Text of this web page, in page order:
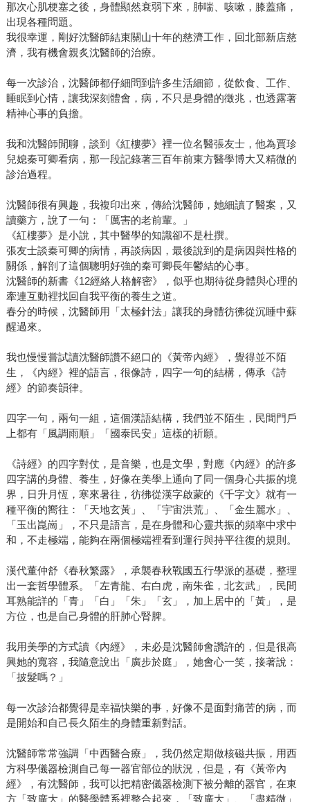
那次心肌梗塞之後，身體顯然衰弱下來，肺喘、咳嗽，膝蓋痛，
出現各種問題。
我很幸運，剛好沈醫師結束關山十年的慈濟工作，回北部新店慈
濟，我有機會親炙沈醫師的治療。
每一次診治，沈醫師都仔細問到許多生活細節，從飲食、工作、
睡眠到心情，讓我深刻體會，病，不只是身體的徵兆，也透露著
精神心事的負擔。
我和沈醫師閒聊，談到《紅樓夢》裡一位名醫張友士，他為賈珍
兒媳秦可卿看病，那一段記錄著三百年前東方醫學博大又精微的
診治過程。
沈醫師很有興趣，我複印出來，傳給沈醫師，她細讀了醫案，又
讀藥方，說了一句：「厲害的老前輩。」
《紅樓夢》是小說，其中醫學的知識卻不是杜撰。
張友士談秦可卿的病情，再談病因，最後說到的是病因與性格的
關係，解剖了這個聰明好強的秦可卿長年鬱結的心事。
沈醫師的新書《12經絡人格解密》，似乎也期待從身體與心理的
牽連互動裡找回自我平衡的養生之道。
春分的時候，沈醫師用「太極針法」讓我的身體彷彿從沉睡中蘇
醒過來。
我也慢慢嘗試讀沈醫師讚不絕口的《黃帝內經》，覺得並不陌
生，《內經》裡的語言，很像詩，四字一句的結構，傳承《詩
經》的節奏韻律。
四字一句，兩句一組，這個漢語結構，我們並不陌生，民間門戶
上都有「風調雨順」「國泰民安」這樣的祈願。
《詩經》的四字對仗，是音樂，也是文學，對應《內經》的許多
四字講的身體、養生，好像在美學上通向了同一個身心共振的境
界，日升月恆，寒來暑往，彷彿從漢字啟蒙的《千字文》就有一
種平衡的嚮往：「天地玄黃」、「宇宙洪荒」、「金生麗水」、
「玉出崑崗」，不只是語言，是在身體和心靈共振的頻率中求中
和，不走極端，能夠在兩個極端裡看到運行與持平往復的規則。
漢代董仲舒《春秋繁露》，承襲春秋戰國五行學派的基礎，整理
出一套哲學體系。「左青龍、右白虎，南朱雀，北玄武」，民間
耳熟能詳的「青」「白」「朱」「玄」，加上居中的「黃」，是
方位，也是自己身體的肝肺心腎脾。
我用美學的方式讀《內經》，未必是沈醫師會讚許的，但是很高
興她的寬容，我隨意說出「廣步於庭」，她會心一笑，接著說：
「披髮嗎？」
每一次診治都覺得是幸福快樂的事，好像不是面對痛苦的病，而
是開始和自己長久陌生的身體重新對話。
沈醫師常常強調「中西醫合療」，我仍然定期做核磁共振，用西
方科學儀器檢測自己每一器官部位的狀況，但是，有《黃帝內
經》，有沈醫師，我可以把精密儀器檢測下被分離的器官，在東
方「致廣大」的醫學體系裡整合起來，「致廣大」、「盡精微」